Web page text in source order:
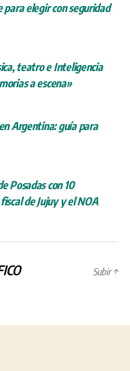
para elegir con seguridad
teatro e Inteligencia
a escena»
Argentina: guía para
Posadas con 10
de Jujuy y el NOA
Subir↑